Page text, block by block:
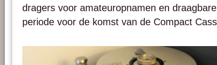
dragers voor amateuropnamen en
periode voor de komst van de Compact